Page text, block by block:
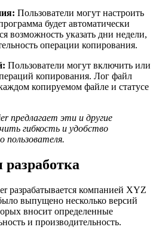
Пользователи могут настроить
будет автоматически
возможность указать дни недели,
операции копирования.
Пользователи могут включить или
копирования. Лог файл
копируемом файле и статусе
предлагает эти и другие
гибкость и удобство
пользователя.
разрабатывается компанией XYZ
выпущено несколько версий
вносит определенные
и производительность.